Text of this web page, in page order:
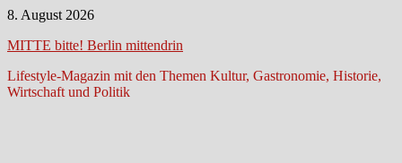
Zum
springen
8. August 2026
MITTE bitte! Berlin mittendrin
Lifestyle-Magazin mit den Themen Kultur, Gastronomie, Historie,
Wirtschaft und Politik